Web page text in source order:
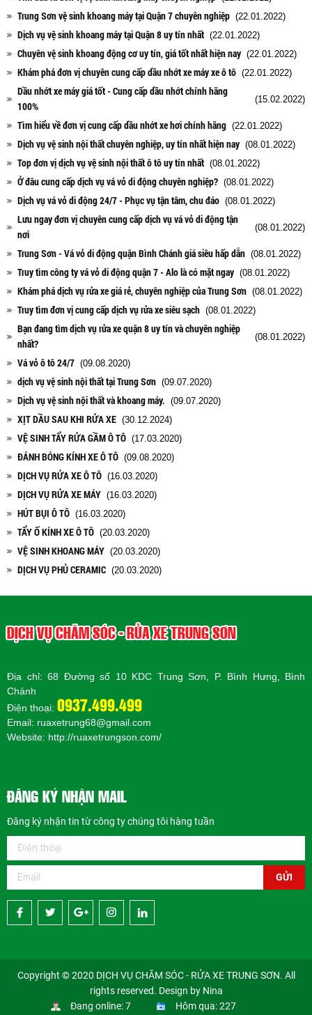
Trung Sơn vệ sinh khoang máy tại Quận 7 chuyên nghiệp (22.01.2022)
Dịch vụ vệ sinh khoang máy tại Quận 8 uy tín nhất (22.01.2022)
Chuyên vệ sinh khoang động cơ uy tín, giá tốt nhất hiện nay (22.01.2022)
Khám phá đơn vị chuyên cung cấp dầu nhớt xe máy xe ô tô (22.01.2022)
Dầu nhớt xe máy giá tốt - Cung cấp dầu nhớt chính hãng
100%
(15.02.2022)
Tìm hiểu về đơn vị cung cấp dầu nhớt xe hơi chính hãng (22.01.2022)
Dịch vụ vệ sinh nội thất chuyên nghiệp, uy tín nhất hiện nay (08.01.2022)
Top đơn vị dịch vụ vệ sinh nội thất ô tô uy tín nhất (08.01.2022)
Ở đâu cung cấp dịch vụ vá vỏ di động chuyên nghiệp? (08.01.2022)
Dịch vụ vá vỏ di động 24/7 - Phục vụ tận tâm, chu đáo (08.01.2022)
Lưu ngay đơn vị chuyên cung cấp dịch vụ vá vỏ di động tận
nơi
(08.01.2022)
Trung Sơn - Vá vỏ di động quận Bình Chánh giá siêu hấp dẫn (08.01.2022)
Truy tìm công ty vá vỏ di động quận 7 - Alo là có mặt ngay (08.01.2022)
Khám phá dịch vụ rửa xe giá rẻ, chuyên nghiệp của Trung Sơn (08.01.2022)
Truy tìm đơn vị cung cấp dịch vụ rửa xe siêu sạch (08.01.2022)
Bạn đang tìm dịch vụ rửa xe quận 8 uy tín và chuyên nghiệp
nhất?
(08.01.2022)
Vá vỏ ô tô 24/7 (09.08.2020)
dịch vụ vệ sinh nội thất tại Trung Sơn (09.07.2020)
Dịch vụ vệ sinh nội thất và khoang máy. (09.07.2020)
XỊT DẦU SAU KHI RỬA XE (30.12.2024)
VỆ SINH TẨY RỬA GẦM Ô TÔ (17.03.2020)
ĐÁNH BÓNG KÍNH XE Ô TÔ (09.08.2020)
DỊCH VỤ RỬA XE Ô TÔ (16.03.2020)
DỊCH VỤ RỬA XE MÁY (16.03.2020)
HÚT BỤI Ô TÔ (16.03.2020)
TẨY Ố KÍNH XE Ô TÔ (20.03.2020)
VỆ SINH KHOANG MÁY (20.03.2020)
DỊCH VỤ PHỦ CERAMIC (20.03.2020)
DỊCH VỤ CHĂM SÓC - RỬA XE TRUNG SƠN
Địa chỉ: 68 Đường số 10 KDC Trung Sơn, P. Bình Hưng, Bình
Chánh
Điện thoại: 0937.499.499
Email: ruaxetrung68@gmail.com
Website: http://ruaxetrungson.com/
ĐĂNG KÝ NHẬN MAIL
Đăng ký nhận tin từ công ty chúng tôi hàng tuần
GỬI
Copyright © 2020 DỊCH VỤ CHĂM SÓC - RỬA XE TRUNG SƠN. All
rights reserved. Design by Nina
Đang online: 7
Hôm qua: 227